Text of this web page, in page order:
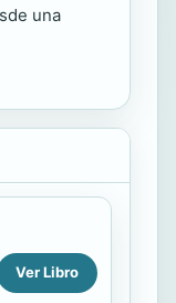
una
Ver Libro